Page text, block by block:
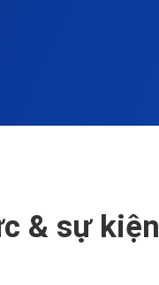
& sự kiện